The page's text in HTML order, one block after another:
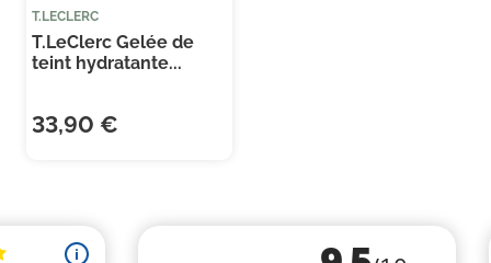
T.LECLERC
T.LeClerc Gelée de
teint hydratante...
33,90 €